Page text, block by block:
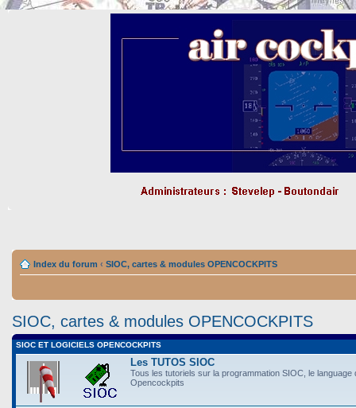
Index du forum ‹ SIOC, cartes & modules OPENCOCKPITS
SIOC, cartes & modules OPENCOCKPITS
SIOC ET LOGICIELS OPENCOCKPITS
Les TUTOS SIOC
Tous les tutoriels sur la programmation SIOC, le language
Opencockpits